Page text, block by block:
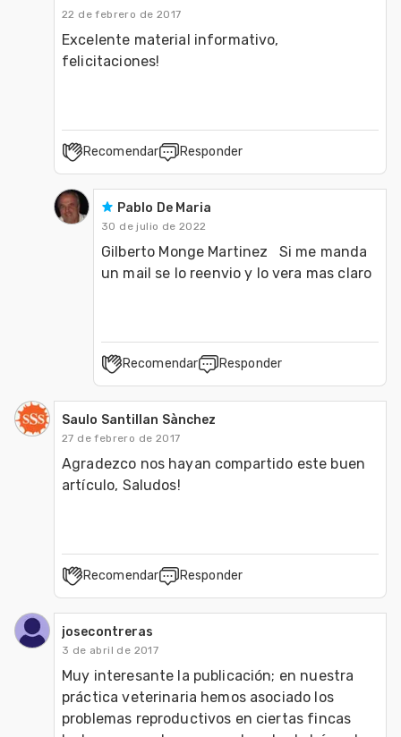
22 de febrero de 2017
Excelente material informativo,
felicitaciones!
Recomendar Responder
Pablo De Maria
30 de julio de 2022
Gilberto Monge Martinez   Si me manda
Recomendar Responder
Saulo Santillan Sànchez
27 de febrero de 2017
Agradezco nos hayan compartido este buen
artículo, Saludos!
Recomendar Responder
josecontreras
3 de abril de 2017
Muy interesante la publicación; en nuestra
práctica veterinaria hemos asociado los
problemas reproductivos en ciertas fincas